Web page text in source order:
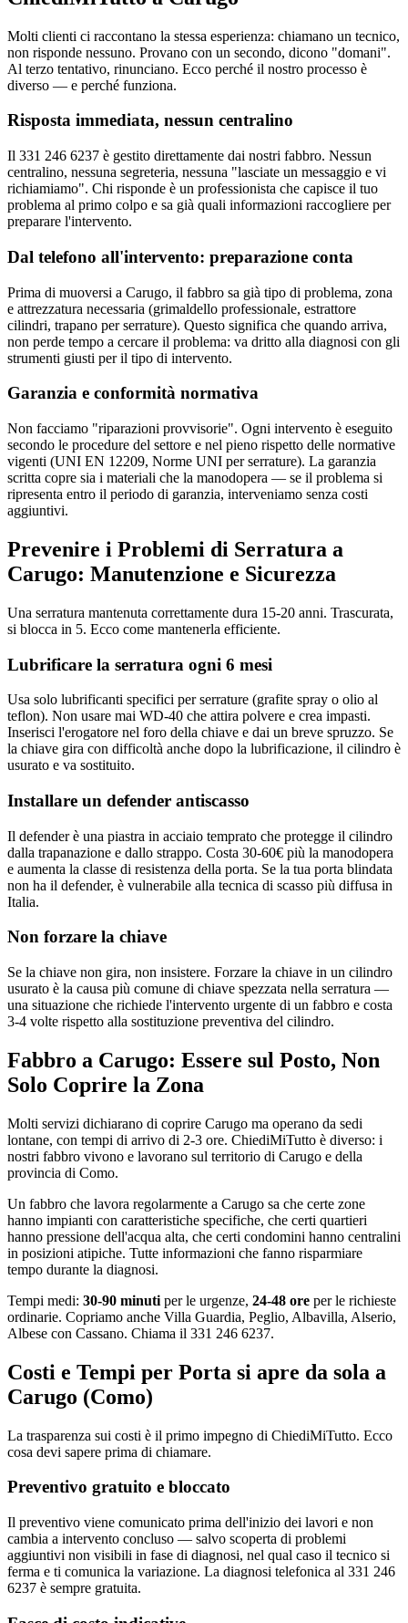
Molti clienti ci raccontano la stessa esperienza: chiamano un tecnico,
non risponde nessuno. Provano con un secondo, dicono "domani".
Al terzo tentativo, rinunciano. Ecco perché il nostro processo è
diverso — e perché funziona.
Risposta immediata, nessun centralino
Il 331 246 6237 è gestito direttamente dai nostri fabbro. Nessun
centralino, nessuna segreteria, nessuna "lasciate un messaggio e vi
richiamiamo". Chi risponde è un professionista che capisce il tuo
problema al primo colpo e sa già quali informazioni raccogliere per
preparare l'intervento.
Dal telefono all'intervento: preparazione conta
Prima di muoversi a Carugo, il fabbro sa già tipo di problema, zona
e attrezzatura necessaria (grimaldello professionale, estrattore
cilindri, trapano per serrature). Questo significa che quando arriva,
non perde tempo a cercare il problema: va dritto alla diagnosi con gli
strumenti giusti per il tipo di intervento.
Garanzia e conformità normativa
Non facciamo "riparazioni provvisorie". Ogni intervento è eseguito
secondo le procedure del settore e nel pieno rispetto delle normative
vigenti (UNI EN 12209, Norme UNI per serrature). La garanzia
scritta copre sia i materiali che la manodopera — se il problema si
ripresenta entro il periodo di garanzia, interveniamo senza costi
aggiuntivi.
Prevenire i Problemi di Serratura a
Carugo: Manutenzione e Sicurezza
Una serratura mantenuta correttamente dura 15-20 anni. Trascurata,
si blocca in 5. Ecco come mantenerla efficiente.
Lubrificare la serratura ogni 6 mesi
Usa solo lubrificanti specifici per serrature (grafite spray o olio al
teflon). Non usare mai WD-40 che attira polvere e crea impasti.
Inserisci l'erogatore nel foro della chiave e dai un breve spruzzo. Se
la chiave gira con difficoltà anche dopo la lubrificazione, il cilindro è
usurato e va sostituito.
Installare un defender antiscasso
Il defender è una piastra in acciaio temprato che protegge il cilindro
dalla trapanazione e dallo strappo. Costa 30-60€ più la manodopera
e aumenta la classe di resistenza della porta. Se la tua porta blindata
non ha il defender, è vulnerabile alla tecnica di scasso più diffusa in
Italia.
Non forzare la chiave
Se la chiave non gira, non insistere. Forzare la chiave in un cilindro
usurato è la causa più comune di chiave spezzata nella serratura —
una situazione che richiede l'intervento urgente di un fabbro e costa
3-4 volte rispetto alla sostituzione preventiva del cilindro.
Fabbro a Carugo: Essere sul Posto, Non
Solo Coprire la Zona
Molti servizi dichiarano di coprire Carugo ma operano da sedi
lontane, con tempi di arrivo di 2-3 ore. ChiediMiTutto è diverso: i
nostri fabbro vivono e lavorano sul territorio di Carugo e della
provincia di Como.
Un fabbro che lavora regolarmente a Carugo sa che certe zone
hanno impianti con caratteristiche specifiche, che certi quartieri
hanno pressione dell'acqua alta, che certi condomini hanno centralini
in posizioni atipiche. Tutte informazioni che fanno risparmiare
tempo durante la diagnosi.
Tempi medi: 30-90 minuti per le urgenze, 24-48 ore per le richieste
ordinarie. Copriamo anche Villa Guardia, Peglio, Albavilla, Alserio,
Albese con Cassano. Chiama il 331 246 6237.
Costi e Tempi per Porta si apre da sola a
Carugo (Como)
La trasparenza sui costi è il primo impegno di ChiediMiTutto. Ecco
cosa devi sapere prima di chiamare.
Preventivo gratuito e bloccato
Il preventivo viene comunicato prima dell'inizio dei lavori e non
cambia a intervento concluso — salvo scoperta di problemi
aggiuntivi non visibili in fase di diagnosi, nel qual caso il tecnico si
ferma e ti comunica la variazione. La diagnosi telefonica al 331 246
6237 è sempre gratuita.